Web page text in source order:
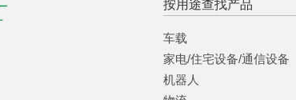
按用途查找产品
车载
家电/住宅设备/通信设备
机器人